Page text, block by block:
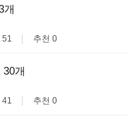
개
51 추천 0
30개
41 추천 0